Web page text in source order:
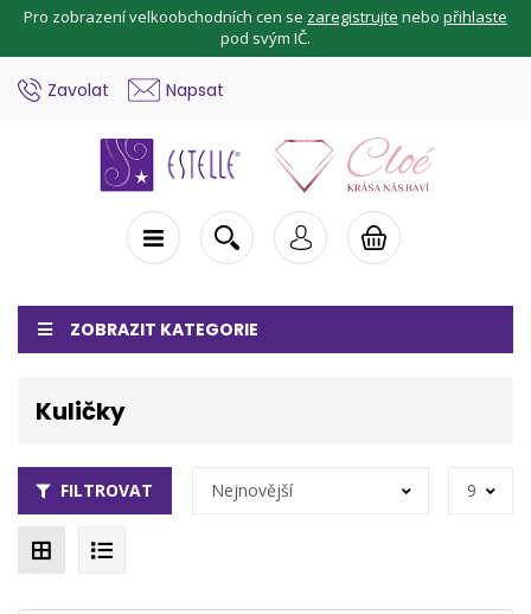
Pro zobrazení velkoobchodních cen se zaregistrujte nebo přihlaste
pod svým IČ.
Zavolat Napsat
ZOBRAZIT KATEGORIE
Kuličky
FILTROVAT Nejnovější 9